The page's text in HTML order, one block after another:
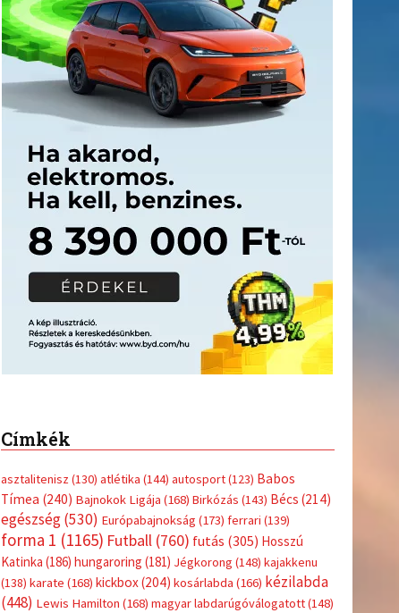
Címkék
asztalitenisz (130) atlétika (144) autosport(123) Babos
Tímea (240) Bajnokok Ligája (168) Birkózás (143) Bécs (214)
egészség(530) Európabajnokság (173) ferrari (139)
forma 1 (1165) Futball(760) futás (305) Hosszú
Katinka (186) hungaroring (181) Jégkorong (148) kajakkenu
(138) karate (168) kickbox(204) kosárlabda (166) kézilabda
(448) Lewis Hamilton (168) magyar labdarúgóválogatott(148)